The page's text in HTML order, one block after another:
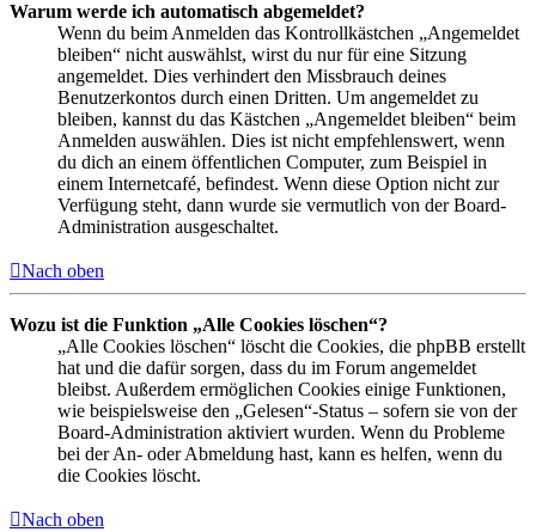
Warum werde ich automatisch abgemeldet?
Wenn du beim Anmelden das Kontrollkästchen „Angemeldet
bleiben“ nicht auswählst, wirst du nur für eine Sitzung
angemeldet. Dies verhindert den Missbrauch deines
Benutzerkontos durch einen Dritten. Um angemeldet zu
bleiben, kannst du das Kästchen „Angemeldet bleiben“ beim
Anmelden auswählen. Dies ist nicht empfehlenswert, wenn
du dich an einem öffentlichen Computer, zum Beispiel in
einem Internetcafé, befindest. Wenn diese Option nicht zur
Verfügung steht, dann wurde sie vermutlich von der Board-
Administration ausgeschaltet.
Nach oben
Wozu ist die Funktion „Alle Cookies löschen“?
„Alle Cookies löschen“ löscht die Cookies, die phpBB erstellt
hat und die dafür sorgen, dass du im Forum angemeldet
bleibst. Außerdem ermöglichen Cookies einige Funktionen,
wie beispielsweise den „Gelesen“-Status – sofern sie von der
Board-Administration aktiviert wurden. Wenn du Probleme
bei der An- oder Abmeldung hast, kann es helfen, wenn du
die Cookies löscht.
Nach oben